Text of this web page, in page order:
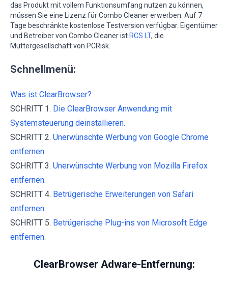
das Produkt mit vollem Funktionsumfang nutzen zu können,
müssen Sie eine Lizenz für Combo Cleaner erwerben. Auf 7
Tage beschränkte kostenlose Testversion verfügbar. Eigentümer
und Betreiber von Combo Cleaner istRCS LT, die
Muttergesellschaft von PCRisk.
Schnellmenü:
Was ist ClearBrowser?
SCHRITT 1. Die ClearBrowser Anwendung mit
Systemsteuerung deinstallieren.
SCHRITT 2. Unerwünschte Werbung von Google Chrome
entfernen.
SCHRITT 3. Unerwünschte Werbung von Mozilla Firefox
entfernen.
SCHRITT 4. Betrügerische Erweiterungen von Safari
entfernen.
SCHRITT 5. Betrügerische Plug-ins von Microsoft Edge
entfernen.
ClearBrowser Adware-Entfernung: